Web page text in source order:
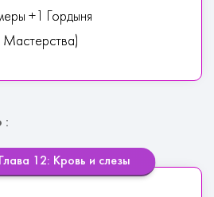
+1 Гордыня
:
12: Кровь и слезы